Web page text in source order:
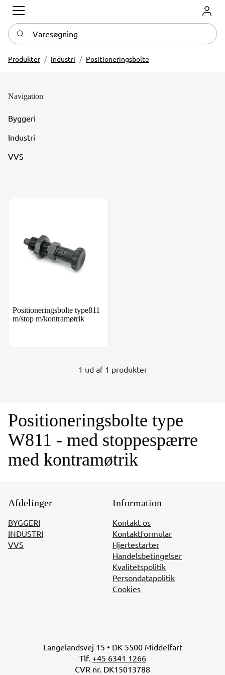
Log
Varesøgning
Produkter Industri Positioneringsbolte
Navigation
Byggeri
Industri
VVS
Positioneringsbolte type811
m/stop m/kontramøtrik
1 ud af 1 produkter
Positioneringsbolte type
W811 - med stoppespærre
med kontramøtrik
Afdelinger
BYGGERI
INDUSTRI
VVS
Information
Kontakt os
Kontaktformular
Hjertestarter
Handelsbetingelser
Kvalitetspolitik
Persondatapolitik
Cookies
Langelandsvej 15 • DK 5500 Middelfart
Tlf. +45 6341 1266
CVR nr. DK15013788